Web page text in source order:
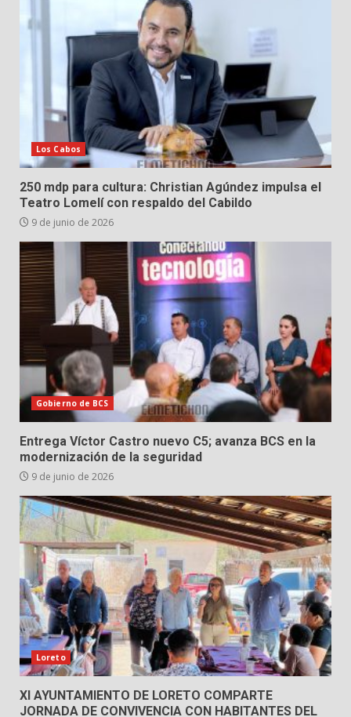
Los Cabos
250 mdp para cultura: Christian Agúndez impulsa el
Teatro Lomelí con respaldo del Cabildo
9 de junio de 2026
Gobierno de BCS
Entrega Víctor Castro nuevo C5; avanza BCS en la
modernización de la seguridad
9 de junio de 2026
Loreto
XI AYUNTAMIENTO DE LORETO COMPARTE
JORNADA DE CONVIVENCIA CON HABITANTES DEL